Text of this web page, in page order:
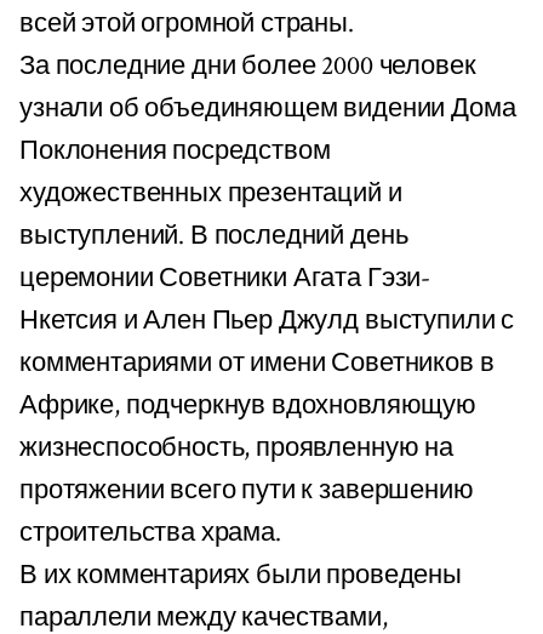
всей этой огромной страны.
За последние дни более 2000 человек
узнали об объединяющем видении Дома
Поклонения посредством
художественных презентаций и
выступлений. В последний день
церемонии Советники Агата Гэзи-
Нкетсия и Ален Пьер Джулд выступили с
комментариями от имени Советников в
Африке, подчеркнув вдохновляющую
жизнеспособность, проявленную на
протяжении всего пути к завершению
строительства храма.
В их комментариях были проведены
параллели между качествами,